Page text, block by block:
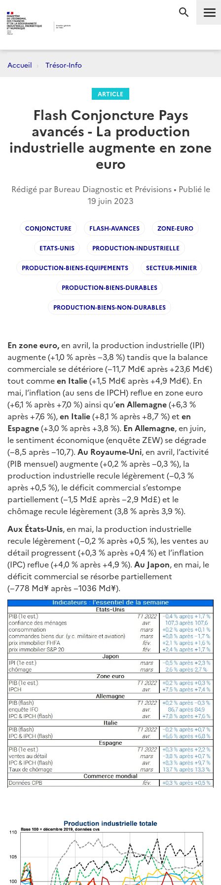
Accueil Trésor-Info
ARTICLE
Flash Conjoncture Pays
avancés - La production
industrielle augmente en zone
euro
Rédigé par Bureau Diagnostic et Prévisions • Publié le
19 juin 2023
CONJONCTURE FLASH-AVANCES ZONE-EURO
ETATS-UNIS PRODUCTION-INDUSTRIELLE
PRODUCTION-BIENS-EQUIPEMENTS SECTEUR-MINIER
PRODUCTION-BIENS-DURABLES
PRODUCTION-BIENS-NON-DURABLES
En zone euro,en avril, la production industrielle (IPI)
augmente (+1,0 % après −3,8 %) tandis que la balance
commerciale se détériore (−11,7 Md€ après +23,6 Md€)
tout commeen Italie(+1,5 Md€ après +4,9 Md€). En
mai, l’inflation (au sens de IPCH) reflue en zone euro
(+6,1 % après +7,0 %) ainsi qu’en Allemagne(+6,3 %
après +7,6 %),en Italie(+8,1 % après +8,7 %) et en
Espagne(+3,0 % après +3,8 %). En Allemagne, en juin,
le sentiment économique (enquête ZEW) se dégrade
(−8,5 après −10,7). Au Royaume-Uni, en avril, l’activité
(PIB mensuel) augmente (+0,2 % après −0,3 %), la
production industrielle recule légèrement (−0,3 %
après +0,5 %), le déficit commercial s’estompe
partiellement (−1,5 Md£ après −2,9 Md£) et le
chômage recule légèrement (3,8 % après 3,9 %).
Aux États-Unis, en mai, la production industrielle
recule légèrement (−0,2 % après +0,5 %), les ventes au
détail progressent (+0,3 % après +0,4 %) et l’inflation
(IPC) reflue (+4,0 % après +4,9 %). Au Japon, en mai, le
déficit commercial se résorbe partiellement
(−778 Md¥ après −1036 Md¥).